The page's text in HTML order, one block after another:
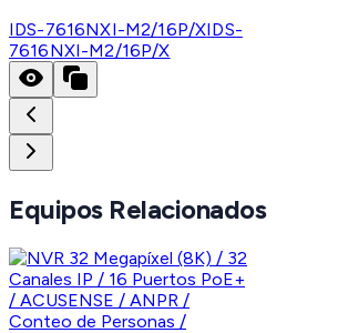
IDS-7616NXI-M2/16P/XIDS-
7616NXI-M2/16P/X
Equipos Relacionados